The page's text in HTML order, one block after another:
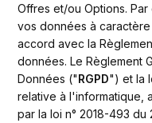
Offres et/ou Options.
vos données à
accord avec la
données. Le Règlement
Données ("RGPD") et la
relative à l'informatique,
par la loi n° 2018-493